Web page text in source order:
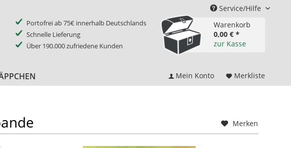
Service/Hilfe
Portofrei ab 75€ innerhalb Deutschlands
Schnelle Lieferung
Über 190.000 zufriedene Kunden
Warenkorb
0,00 € *
zur Kasse
Mein Konto Merkliste
Merken